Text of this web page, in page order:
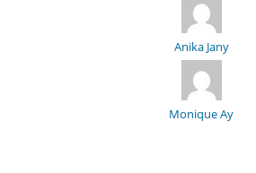
Anika Jany
Monique Ay